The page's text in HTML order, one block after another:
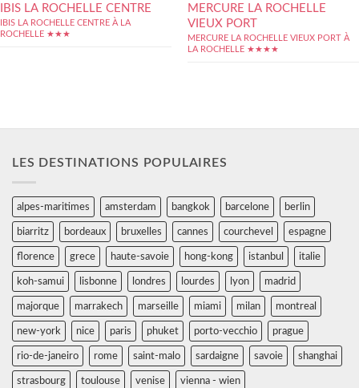
IBIS LA ROCHELLE CENTRE
IBIS LA ROCHELLE CENTRE À LA
ROCHELLE ★★★
MERCURE LA ROCHELLE
VIEUX PORT
MERCURE LA ROCHELLE VIEUX PORT À
LA ROCHELLE ★★★★
LES DESTINATIONS POPULAIRES
alpes-maritimes amsterdam bangkok barcelone berlin
biarritz bordeaux bruxelles cannes courchevel espagne
florence grece haute-savoie hong-kong istanbul italie
koh-samui lisbonne londres lourdes lyon madrid
majorque marrakech marseille miami milan montreal
new-york nice paris phuket porto-vecchio prague
rio-de-janeiro rome saint-malo sardaigne savoie shanghai
strasbourg toulouse venise vienna - wien